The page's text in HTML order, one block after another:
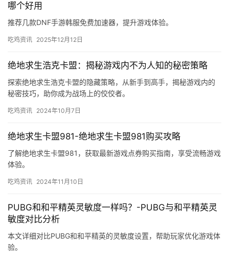
哪个好用
推荐几款DNF手游韩服免费加速器，提升游戏体验。
吃鸡资讯 2025年12月12日
绝地求生浩克卡盟：揭秘游戏内不为人知的秘密策略
探索绝地求生浩克卡盟的隐藏策略，从新手到高手，揭秘游戏内的
秘密技巧，助你成为战场上的佼佼者。
吃鸡资讯 2024年10月7日
绝地求生卡盟981-绝地求生卡盟981购买攻略
了解绝地求生卡盟981，获取最新游戏点券购买指南，享受流畅游戏
体验。
吃鸡资讯 2024年11月10日
PUBG和和平精英灵敏度一样吗？-PUBG与和平精英灵
敏度对比分析
本文详细对比PUBG和和平精英的灵敏度设置，帮助玩家优化游戏体
验。